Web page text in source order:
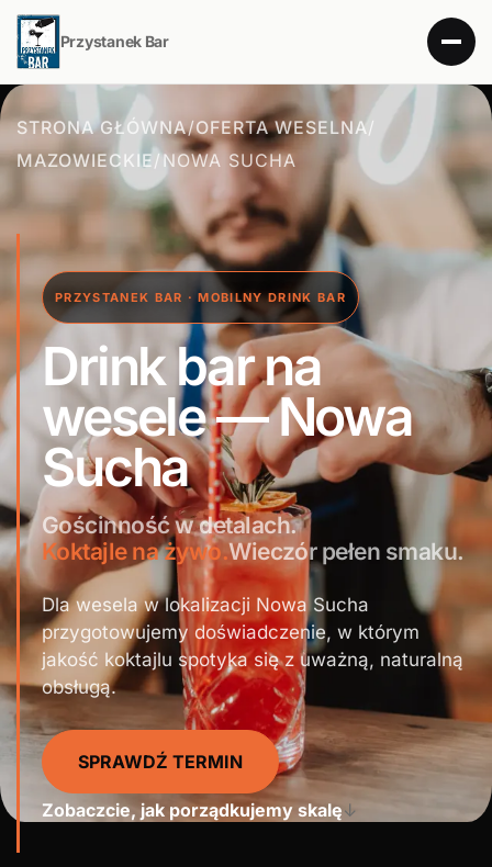
Przystanek Bar
STRONA GŁÓWNA/OFERTA WESELNA/
MAZOWIECKIE/NOWA SUCHA
PRZYSTANEK BAR · MOBILNY DRINK BAR
Drink bar na
wesele — Nowa
Sucha
Gościnność w detalach.
Koktajle na żywo.Wieczór pełen smaku.
Dla wesela w lokalizacji Nowa Sucha
przygotowujemy doświadczenie, w którym
jakość koktajlu spotyka się z uważną, naturalną
obsługą.
SPRAWDŹ TERMIN
Zobaczcie, jak porządkujemy skalę↓